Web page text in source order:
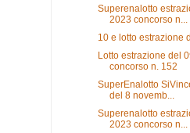
Superenalotto
2023 concorso n...
10 e lotto estrazione
Lotto estrazione del
concorso n. 152
SuperEnalotto
del 8 novemb...
Superenalotto
2023 concorso n...